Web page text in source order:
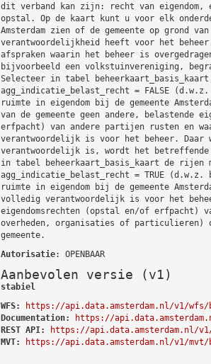
dit verband kan zijn: recht van
opstal. Op de kaart kunt u voor elk
Amsterdam zien of de gemeente op grond
verantwoordelijkheid heeft voor het
afspraken waarin het beheer is
bijvoorbeeld een volkstuinvereniging,
Selecteer in tabel
agg_indicatie_belast_recht = FALSE
ruimte in eigendom bij de gemeente
van de gemeente geen andere, belastende
erfpacht) van andere partijen rusten en
verantwoordelijk is voor het beheer. Daar
verantwoordelijk is, wordt het
in tabel beheerkaart_basis_kaart de rijen
agg_indicatie_belast_recht = TRUE
ruimte in eigendom bij de gemeente
volledig verantwoordelijk is voor het
eigendomsrechten (opstal en/of erfpacht)
overheden, organisaties of particulieren)
gemeente.
Autorisatie: OPENBAAR
Aanbevolen versie (v1)
stabiel
WFS:
https://api.data.amsterdam.nl/v1/wfs/
Documentation:
https://
REST API:
https://api.data.amsterdam.nl/
MVT:
https://api.data.amsterdam.nl/v1/mvt/